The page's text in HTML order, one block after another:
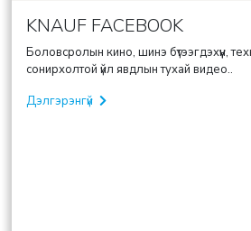
KNAUF FACEBOOK
Боловсролын кино, шинэ бүтээгдэхүүн,
сонирхолтой үйл явдлын тухай видео..
Дэлгэрэнгүй